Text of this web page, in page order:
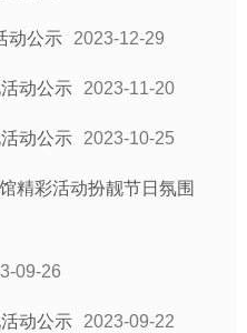
动公示 2023-12-29
动公示 2023-11-20
动公示 2023-10-25
精彩活动扮靓节日氛围
09-26
动公示 2023-09-22